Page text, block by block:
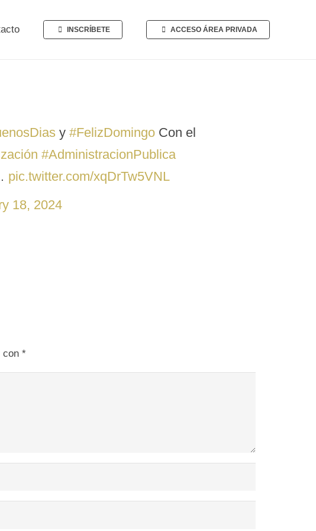
INSCRÍBETE ACCESO ÁREA PRIVADA
y #FelizDomingo Con el
#AdministracionPublica
pic.twitter.com/xqDrTw5VNL
18, 2024
con *